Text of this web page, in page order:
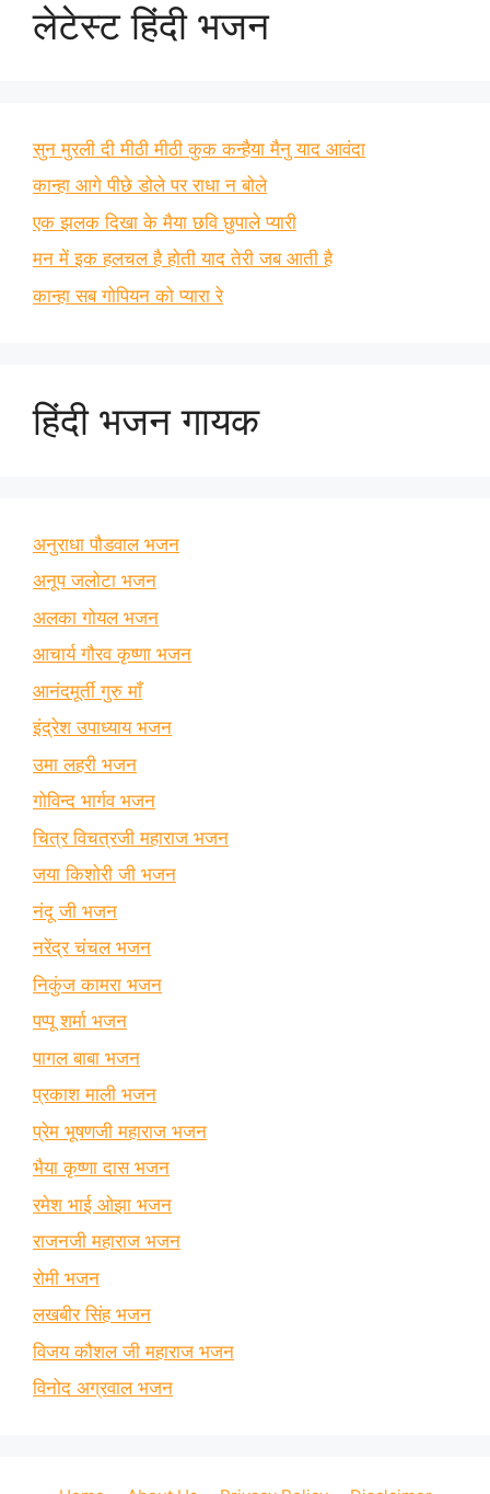
लेटेस्ट हिंदी भजन
सुन मुरली दी मीठी मीठी कुक कन्हैया मैनु याद आवंदा
कान्हा आगे पीछे डोले पर राधा न बोले
एक झलक दिखा के मैया छवि छुपाले प्यारी
मन में इक हलचल है होती याद तेरी जब आती है
कान्हा सब गोपियन को प्यारा रे
हिंदी भजन गायक
अनुराधा पौडवाल भजन
अनूप जलोटा भजन
अलका गोयल भजन
आचार्य गौरव कृष्णा भजन
आनंदमूर्ती गुरु माँ
इंद्रेश उपाध्याय भजन
उमा लहरी भजन
गोविन्द भार्गव भजन
चित्र विचत्रजी महाराज भजन
जया किशोरी जी भजन
नंदू जी भजन
नरेंद्र चंचल भजन
निकुंज कामरा भजन
पप्पू शर्मा भजन
पागल बाबा भजन
प्रकाश माली भजन
प्रेम भूषणजी महाराज भजन
भैया कृष्णा दास भजन
रमेश भाई ओझा भजन
राजनजी महाराज भजन
रोमी भजन
लखबीर सिंह भजन
विजय कौशल जी महाराज भजन
विनोद अग्रवाल भजन